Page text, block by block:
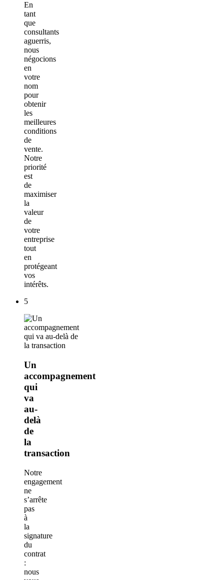
En
tant
que
consultants
aguerris,
nous
négocions
en
votre
nom
pour
obtenir
les
meilleures
conditions
de
vente.
Notre
priorité
est
de
maximiser
la
valeur
de
votre
entreprise
tout
en
protégeant
vos
intérêts.
5
Un
accompagnement
qui
va
au-
delà
de
la
transaction
Notre
engagement
ne
s’arrête
pas
à
la
signature
du
contrat
:
nous